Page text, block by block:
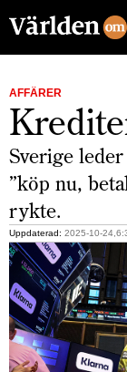
AFFÄRER
Sverige
”köp nu,
rykte.
Uppdaterad: 2025-10-